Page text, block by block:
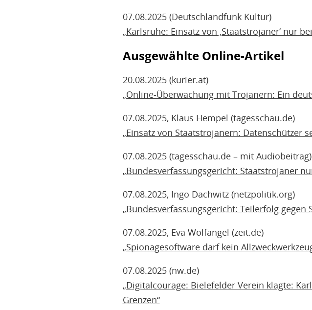
07.08.2025 (Deutschlandfunk Kultur)
„Karlsruhe: Einsatz von ‚Staatstrojaner‘ nur
Ausgewählte Online-Artikel
20.08.2025 (kurier.at)
„Online-Überwachung mit Trojanern: Ein
07.08.2025, Klaus Hempel (tagesschau.de)
„Einsatz von Staatstrojanern: Datenschützer
07.08.2025 (tagesschau.de – mit Audiobeitrag)
„Bundesverfassungsgericht: Staatstrojaner
07.08.2025, Ingo Dachwitz (netzpolitik.org)
„Bundesverfassungsgericht: Teilerfolg gegen
07.08.2025, Eva Wolfangel (zeit.de)
„Spionagesoftware darf kein
07.08.2025 (nw.de)
„Digitalcourage: Bielefelder Verein klagte:
Grenzen“